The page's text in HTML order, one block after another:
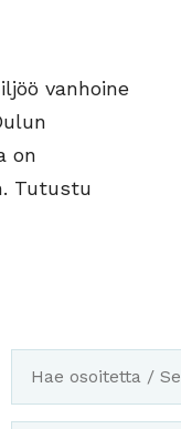
vanhoine
on
Tutustu